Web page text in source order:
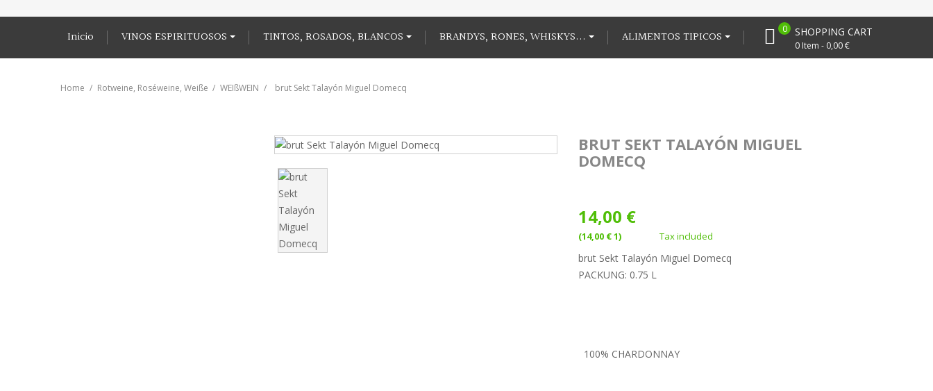
SHOPPING CART
0 Item - 0,00 €
0
Inicio VINOS ESPIRITUOSOS TINTOS, ROSADOS, BLANCOS BRANDYS, RONES, WHISKYS... ALIMENTOS TIPICOS
Home Rotweine, Roséweine, Weiße WEIßWEIN brut Sekt Talayón Miguel Domecq
BRUT SEKT TALAYÓN MIGUEL
DOMECQ
14,00 €
(14,00 € 1) Tax included
brut Sekt Talayón Miguel Domecq
PACKUNG: 0.75 L
100% CHARDONNAY